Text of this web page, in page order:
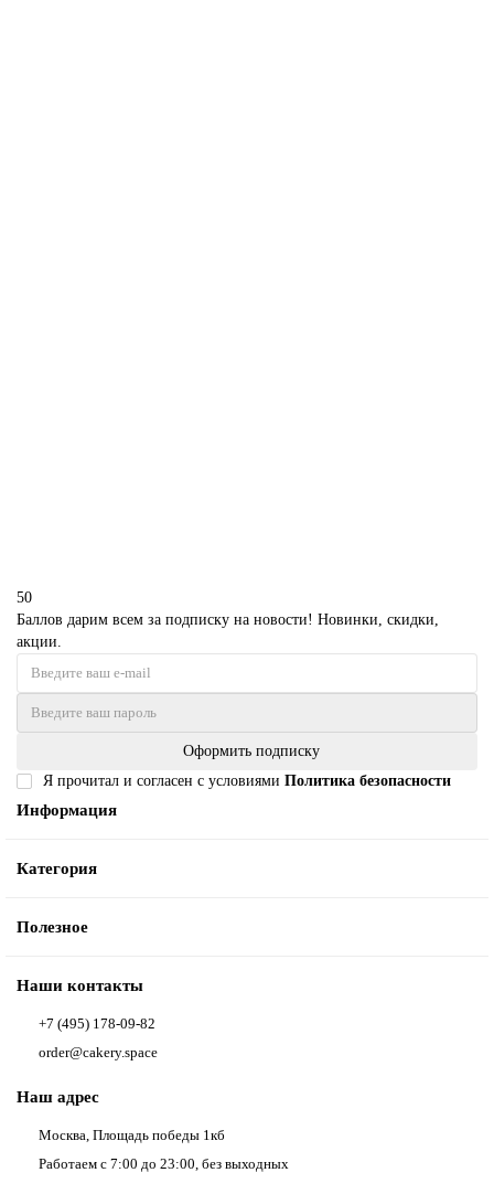
50
Баллов дарим всем за подписку на новости! Новинки, скидки,
акции.
Оформить подписку
Я прочитал и согласен с условиями Политика безопасности
Информация
Категория
Полезное
Наши контакты
+7 (495) 178-09-82
order@cakery.space
Наш адрес
Москва, Площадь победы 1кб
Работаем с 7:00 до 23:00, без выходных